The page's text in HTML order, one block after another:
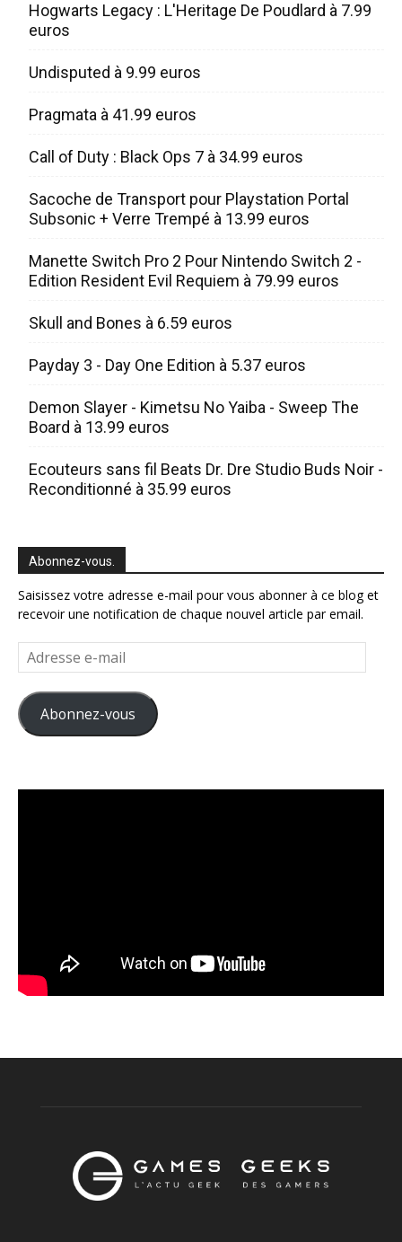
Hogwarts Legacy : L'Heritage De Poudlard à 7.99
euros
Undisputed à 9.99 euros
Pragmata à 41.99 euros
Call of Duty : Black Ops 7 à 34.99 euros
Sacoche de Transport pour Playstation Portal
Subsonic + Verre Trempé à 13.99 euros
Manette Switch Pro 2 Pour Nintendo Switch 2 -
Edition Resident Evil Requiem à 79.99 euros
Skull and Bones à 6.59 euros
Payday 3 - Day One Edition à 5.37 euros
Demon Slayer - Kimetsu No Yaiba - Sweep The
Board à 13.99 euros
Ecouteurs sans fil Beats Dr. Dre Studio Buds Noir -
Reconditionné à 35.99 euros
Abonnez-vous.
Saisissez votre adresse e-mail pour vous abonner à ce blog et
recevoir une notification de chaque nouvel article par email.
Adresse
e-
mail
Abonnez-vous